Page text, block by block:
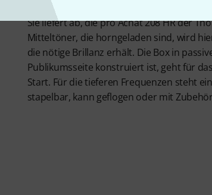
Sie liefert ab, die pro Achat 208 HR der
Mitteltöner, die horngeladen sind, wird
die nötige Brillanz erhält. Die Box in
Publikumsseite konstruiert ist, geht für
Start. Für die tieferen Frequenzen steht
stapelbar, kann geflogen oder mit